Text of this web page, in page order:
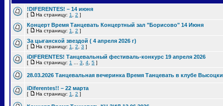
!DIFERENTES! – 14 июня
[ На страницу: 1 2 ]
Концерт Время Танцевать Концертный зал "Борисово" 14 Июня
[ На страницу: 1 2 ]
За цыганской звездой ( 4 апреля 2026 г)
[ На страницу: 1 2 3 ]
iDIFERENTES! Танцевальный фестиваль-конкурс 19 апреля 2026
[ На страницу: 1 3 4 5 ]
28.03.2026 Танцевальная вечеринка Время Танцевать в клубе
iDiferentes!! – 22 марта
[ На страницу: 1 2 ]